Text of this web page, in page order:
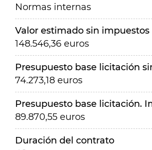
Normas internas
Valor estimado sin impuestos
148.546,36 euros
Presupuesto base licitación
74.273,18 euros
Presupuesto base licitación.
89.870,55 euros
Duración del contrato